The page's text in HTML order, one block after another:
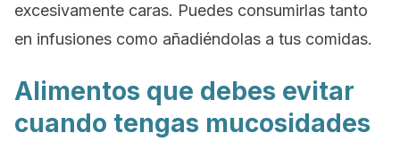
excesivamente caras. Puedes consumirlas tanto
en infusiones como añadiéndolas a tus comidas.
Alimentos que debes evitar
cuando tengas mucosidades